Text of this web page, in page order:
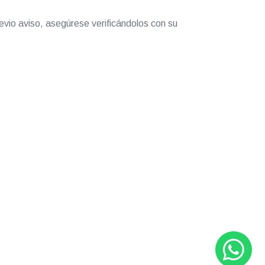
aviso, asegúrese verificándolos con su